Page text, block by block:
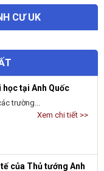
CƯ UK
tại Anh Quốc
trường...
Xem chi tiết >>
của Thủ tướng Anh